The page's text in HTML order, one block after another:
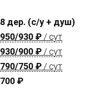
8 дер. (с/у + душ)
950/930 ₽ / сут
930/900 ₽ / сут
790/750 ₽ / сут
700 ₽